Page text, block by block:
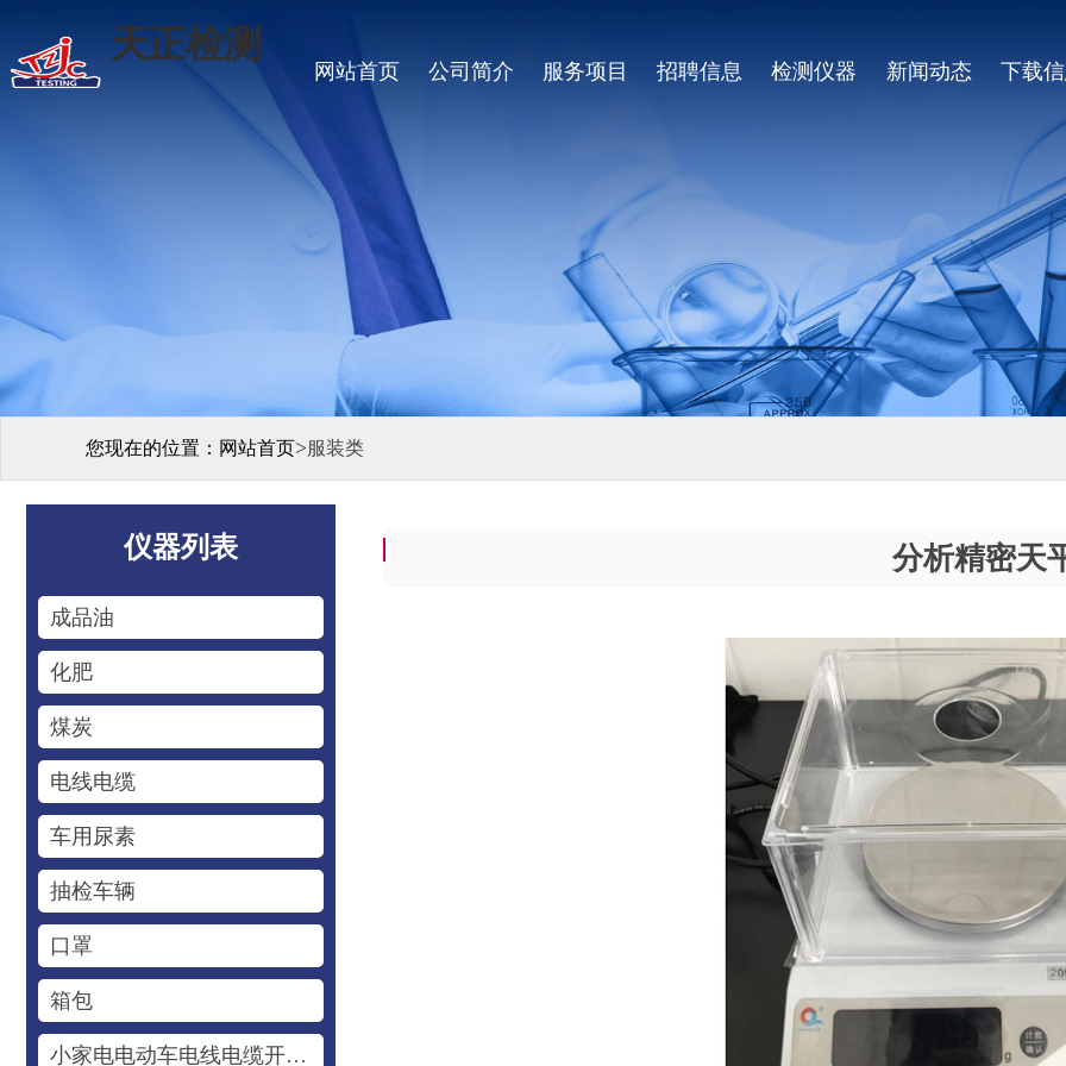
天正检测
网站首页 公司简介 服务项目 招聘信息 检测仪器 新闻动态 下载
您现在的位置： 网站首页>服装类
仪器列表
成品油
化肥
煤炭
电线电缆
车用尿素
抽检车辆
口罩
箱包
小家电电动车电线电缆开关插座
分析精密天